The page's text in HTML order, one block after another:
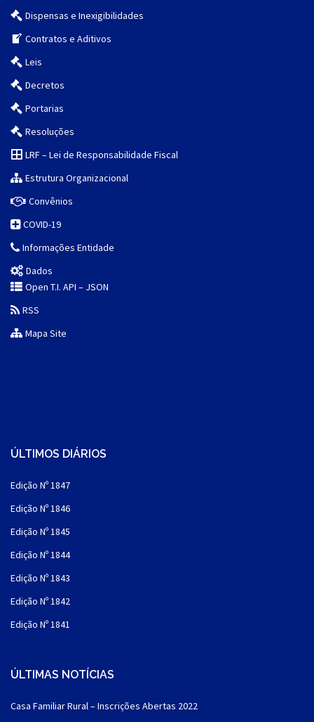
Dispensas e Inexigibilidades
Contratos e Aditivos
Leis
Decretos
Portarias
Resoluções
LRF – Lei de Responsabilidade Fiscal
Estrutura Organizacional
Convênios
COVID-19
Informações Entidade
Dados
Open T.I. API – JSON
RSS
Mapa Site
ÚLTIMOS DIÁRIOS
Edição Nº 1847
Edição Nº 1846
Edição Nº 1845
Edição Nº 1844
Edição Nº 1843
Edição Nº 1842
Edição Nº 1841
ÚLTIMAS NOTÍCIAS
Casa Familiar Rural – Inscrições Abertas 2022